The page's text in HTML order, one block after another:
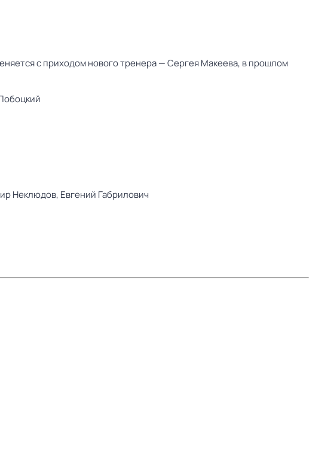
с приходом нового тренера — Сергея Макеева, в прошлом
Неклюдов, Евгений Габрилович